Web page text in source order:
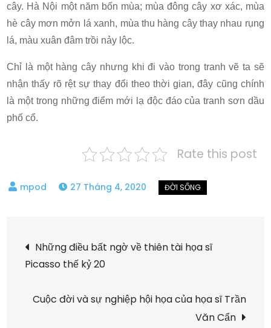
cây. Hà Nội một năm bốn mùa; mùa đông cây xơ xác, mùa
hè cây mơn mởn lá xanh, mùa thu hàng cây thay nhau rụng
lá, màu xuân đâm trồi nảy lộc.
Chỉ là một hàng cây nhưng khi đi vào trong tranh vẽ ta sẽ
nhận thấy rõ rệt sự thay đổi theo thời gian, đây cũng chính
là một trong những điểm mới lạ độc đáo của tranh sơn dầu
phố cổ.
Rate this post
27 Tháng 4, 2020
Điều
hướng
bài
Những điều bất ngờ về thiên tài họa sĩ
Picasso thế kỷ 20
Cuộc đời và sự nghiệp hội họa của họa sĩ Trần
Văn Cẩn